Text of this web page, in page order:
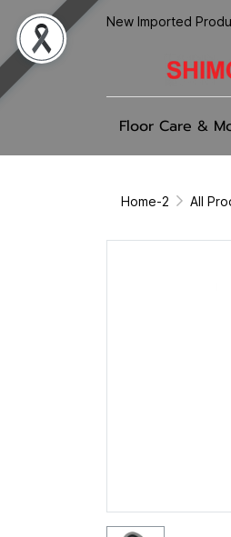
New Imported
Floor Care &
Home-2 All